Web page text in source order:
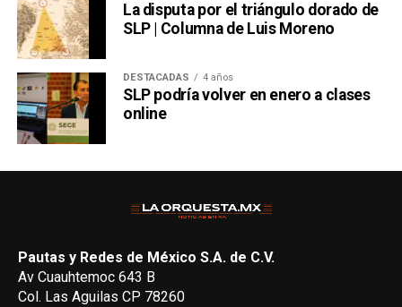
La disputa por el triángulo dorado de
SLP | Columna de Luis Moreno
DESTACADAS 4 años
SLP podría volver en enero a clases
online
Pautas y Redes de México S.A. de C.V.
Av Cuauhtemoc 643 B
Col. Las Aguilas CP 78260